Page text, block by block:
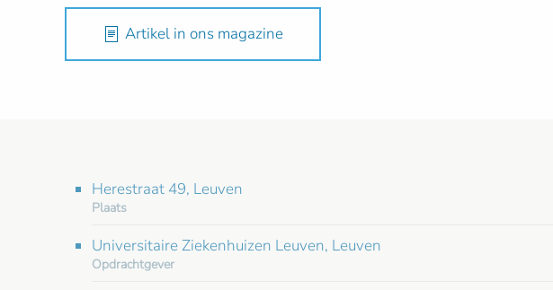
Artikel in ons magazine
Herestraat 49, Leuven
Plaats
Universitaire Ziekenhuizen Leuven, Leuven
Opdrachtgever